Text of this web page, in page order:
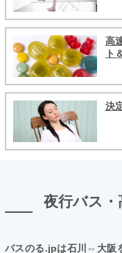
高
ト
決
夜行バス
バスのる.jpは石川⇔大阪